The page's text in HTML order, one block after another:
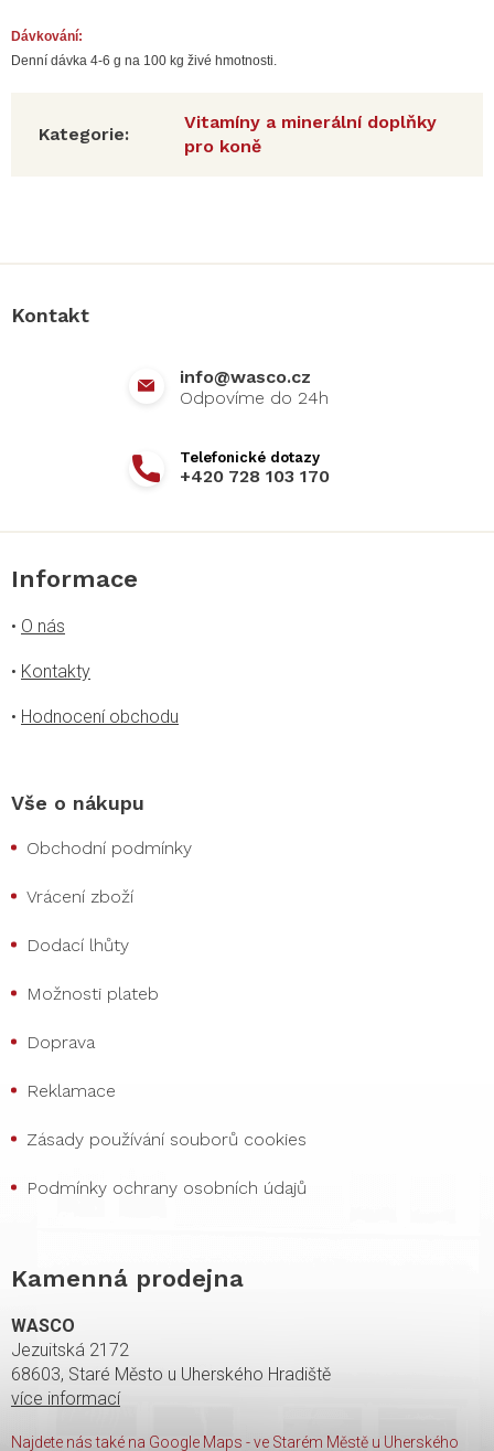
Dávkování:
Denní dávka 4-6 g na 100 kg živé hmotnosti.
Kategorie:
Vitamíny a minerální doplňky
pro koně
Kontakt
info@wasco.cz
+420 728 103 170
Informace
• O nás
• Kontakty
• Hodnocení obchodu
Vše o nákupu
Obchodní podmínky
Vrácení zboží
Dodací lhůty
Možnosti plateb
Doprava
Reklamace
Zásady používání souborů cookies
Podmínky ochrany osobních údajů
Kamenná prodejna
WASCO
Jezuitská 2172
68603, Staré Město u Uherského Hradiště
více informací
Najdete nás také na Google Maps - ve Starém Městě u Uherského